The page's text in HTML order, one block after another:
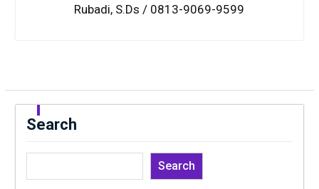
Rubadi, S.Ds / 0813-9069-9599
Search
Search